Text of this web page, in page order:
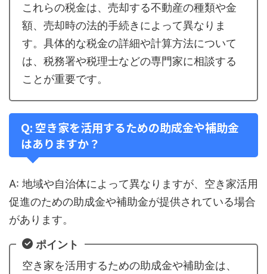
これらの税金は、売却する不動産の種類や金
額、売却時の法的手続きによって異なりま
す。具体的な税金の詳細や計算方法について
は、税務署や税理士などの専門家に相談する
ことが重要です。
Q: 空き家を活用するための助成金や補助金
はありますか？
A: 地域や自治体によって異なりますが、空き家活用
促進のための助成金や補助金が提供されている場合
があります。
ポイント
空き家を活用するための助成金や補助金は、